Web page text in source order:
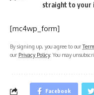
straight to your
[mc4wp_form]
By signing up, you agree to our
our Privacy Policy. You may
Facebook